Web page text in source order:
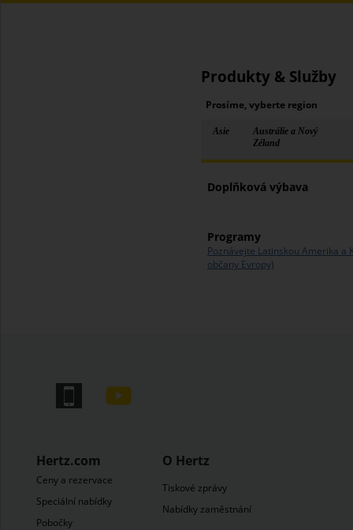
Produkty & Služby
Prosíme, vyberte region
Asie
Austrálie a Nový
Zéland
Doplňková výbava
Programy
Poznávejte Latinskou Amerika a
občany Evropy)
Hertz.com
Ceny a rezervace
Speciální nabídky
Pobočky
O Hertz
Tiskové zprávy
Nabídky zaměstnání